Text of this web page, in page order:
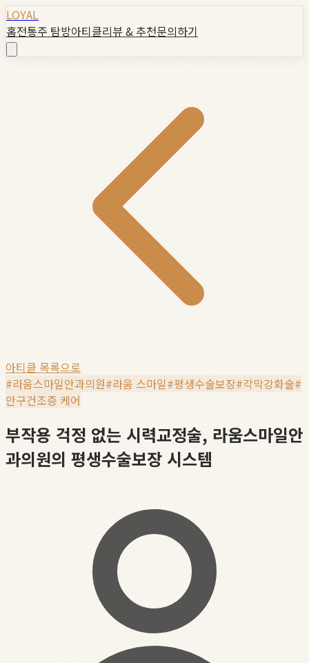
LOYAL
홈전통주 탐방아티클리뷰 & 추천문의하기
아티클 목록으로
#라움스마일안과의원#라움 스마일#평생수술보장#각막강화술#
안구건조증 케어
부작용 걱정 없는 시력교정술, 라움스마일안
과의원의 평생수술보장 시스템